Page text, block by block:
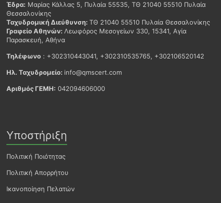
Έδρα: Μαρίας Κάλλας 5, Πυλαία 55535, ΤΘ 21040 55510 Πυλαία
Θεσσαλονίκης
Ταχυδρομική Διεύθυνση:ΤΘ 21040 55510 Πυλαία Θεσσαλονίκης
Γραφείο Αθηνών:Λεωφόρος Μεσογείων 330, 15341, Αγία
Παρασκευή, Αθήνα
Τηλέφωνο : +302310443041, +302310535765, +302106520142
Ηλ. Ταχυδρομείο: info@qmscert.com
Αριθμός ΓΕΜΗ: 042094606000
Υποστήριξη
Πολιτική Ποιότητας
Πολιτική Απορρήτου
Ικανοποίηση Πελατών